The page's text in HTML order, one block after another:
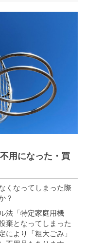
用になった・買
くなってしまった際
？
法「特定家庭用機
棄となってしまった
により「粗大ごみ」